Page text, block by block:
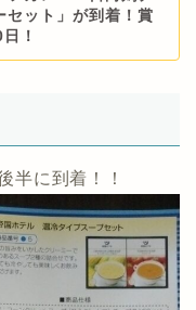
セット」が到着！賞
！
半に到着！！